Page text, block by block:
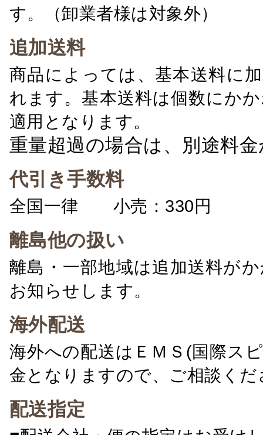
す。（卸業者様は対象外）
追加送料
商品によっては、基本送料に
れます。基本送料は個数にか
適用となります。
重量超過の場合は、別途料
代引き手数料
全国一律 小売：330円 卸
離島他の扱い
離島・一部地域は追加送料が
お知らせします。
海外配送
海外への配送はＥＭＳ(国際ス
金となりますので、ご相談くだ
配送指定